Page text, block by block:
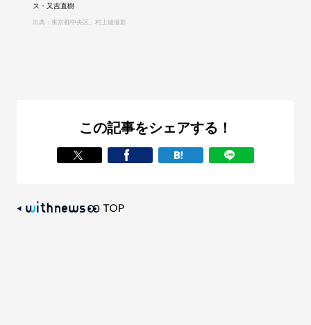
ス・又吉直樹
出典：東京都中央区、村上健撮影
この記事をシェアする！